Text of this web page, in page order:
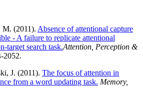
M. (2011). Absence of attentional capture
- A failure to replicate attentional
target search task.Attention, Perception &
2052.
J. (2011). The focus of attention in
from a word updating task. Memory,